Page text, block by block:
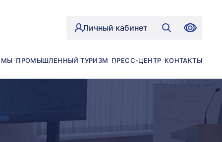
Личный кабинет
ПРОМЫШЛЕННЫЙ ТУРИЗМ ПРЕСС-ЦЕНТР КОНТАКТЫ